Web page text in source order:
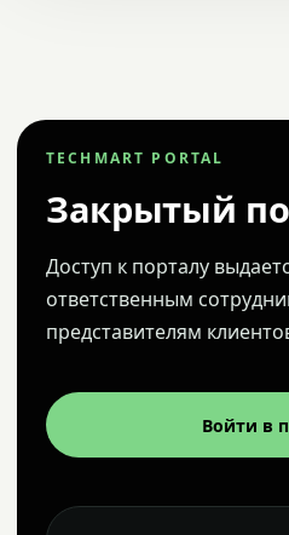
TECHMART PORTAL
Закрытый
Доступ к порталу
ответственным
представителям
Войти в